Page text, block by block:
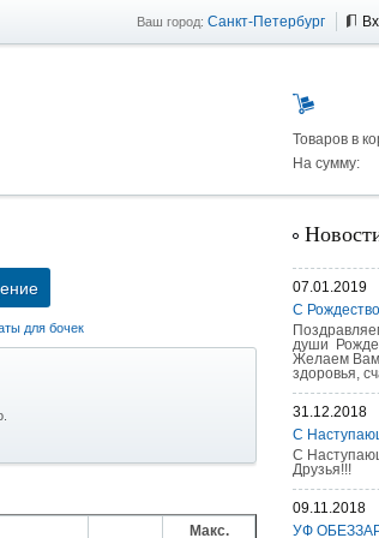
Ваш город: Санкт-Петербург
Товаров в
На сумму:
для бочек
гидравлическую AS 25 г/п
Макс.
07.01.2019
С
души
Желаем
здоровья,
31.12.2018
С
С
Друзья!!!
09.11.2018
УФ